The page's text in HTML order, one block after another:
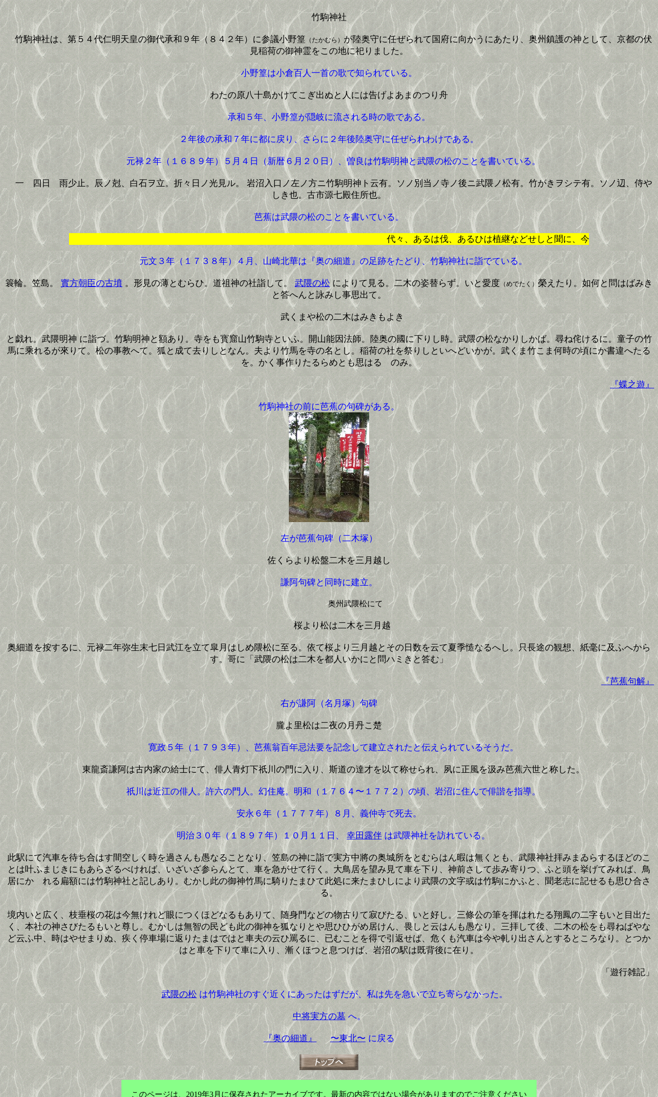
竹駒神社
竹駒神社は、第５４代仁明天皇の御代承和９年（８４２年）に参議小野篁 （たかむら） が陸奥守に任ぜられて国府に向かうにあたり、奥州鎮護の神として、京都の伏
見稲荷の御神霊をこの地に祀りました。
小野篁は小倉百人一首の歌で知られている。
わたの原八十島かけてこぎ出ぬと人には告げよあまのつり舟
承和５年、小野篁が隠岐に流される時の歌である。
２年後の承和７年に都に戻り、さらに２年後陸奥守に任ぜられわけである。
元禄２年（１６８９年）５月４日（新暦６月２０日）、曽良は竹駒明神と武隈の松のことを書いている。
一 四日 雨少止。辰ノ尅、白石ヲ立。折々日ノ光見ル。 岩沼入口ノ左ノ方ニ竹駒明神ト云有。ソノ別当ノ寺ノ後ニ武隈ノ松有。竹がきヲシテ有。ソノ辺、侍や
しき也。古市源七殿住所也。
芭蕉は武隈の松のことを書いている。
代々、あるは伐、あるひは植継などせしと聞に、今将、千歳のかたちとゝの
元文３年（１７３８年）４月、山崎北華は『奥の細道』の足跡をたどり、竹駒神社に詣でている。
簑輪。笠島。 實方朝臣の古墳 。形見の薄とむらひ。道祖神の社詣して。武隈の松によりて見る。二木の姿替らず。いと愛度 （めでたく） 榮えたり。如何と問はばみき
と答へんと詠みし事思出て。
武くまや松の二木はみきもよき
と戯れ。武隈明神 に詣づ。竹駒明神と額あり。寺をも寳窟山竹駒寺といふ。開山能因法師。陸奥の國に下りし時。武隈の松なかりしかば。尋ね侘けるに。童子の竹
馬に乘れるが來りて。松の事教へて。狐と成て去りしとなん。夫より竹馬を寺の名とし。稲荷の社を祭りしといへどいかが。武くま竹こま何時の頃にか書違へたる
を。かく事作りたるらめとも思はるゝのみ。
『蝶之遊』
竹駒神社の前に芭蕉の句碑がある。
左が芭蕉句碑（二木塚）
佐くらより松盤二木を三月越し
謙阿句碑と同時に建立。
奥州武隈松にて
桜より松は二木を三月越
奥細道を按するに、元禄二年弥生末七日武江を立て皐月はしめ隈松に至る。依て桜より三月越とその日数を云て夏季慥なるへし。只長途の観想、紙毫に及ふへから
す。哥に「武隈の松は二木を都人いかにと問ハミきと答む」
『芭蕉句解』
右が謙阿（名月塚）句碑
朧よ里松は二夜の月丹こ楚
寛政５年（１７９３年）、芭蕉翁百年忌法要を記念して建立されたと伝えられているそうだ。
東龍斎謙阿は古内家の給士にて、俳人青灯下祇川の門に入り、斯道の達才を以て称せられ、夙に正風を汲み芭蕉六世と称した。
祇川は近江の俳人。許六の門人。幻住庵。明和（１７６４〜１７７２）の頃、岩沼に住んで俳諧を指導。
安永６年（１７７７年）８月、義仲寺で死去。
明治３０年（１８９７年）１０月１１日、幸田露伴は武隈神社を訪れている。
此駅にて汽車を待ち合はす間空しく時を過さんも愚なることなり、笠島の神に詣で実方中將の奥城所をとむらはん暇は無くとも、武隈神社拝みまゐらするほどのこ
とは叶ふまじきにもあらざるべければ、いざいざ参らんとて、車を急がせて行く。大鳥居を望み見て車を下り、神前さして歩み寄りつ、ふと頭を挙げてみれば、鳥
居にかゝれる扁額には竹駒神社と記しあり。むかし此の御神竹馬に騎りたまひて此処に来たまひしにより武隈の文字或は竹駒にかふと、聞老志に記せるも思ひ合さ
る。
境内いと広く、枝垂桜の花は今無けれど眼につくほどなるもありて、随身門などの物古りて寂びたる、いと好し。三條公の筆を揮はれたる翔鳳の二字もいと目出た
く、本社の神さびたるもいと尊し。むかしは無智の民ども此の御神を狐なりとや思ひひがめ居けん、畏しと云はんも愚なり。三拝して後、二木の松をも尋ねばやな
ど云ふ中、時はやせまりぬ、疾く停車場に返りたまはではと車夫の云ひ罵るに、已むことを得で引返せば、危くも汽車は今や軋り出さんとするところなり。とつか
はと車を下りて車に入り、漸くほつと息つけば、岩沼の駅は既背後に在り。
「遊行雑記」
武隈の松 は竹駒神社のすぐ近くにあったはずだが、私は先を急いで立ち寄らなかった。
中将実方の墓へ。
『奥の細道』 〜東北〜 に戻る
このページは、2019年3月に保存されたアーカイブです。最新の内容ではない場合がありますのでご注意ください